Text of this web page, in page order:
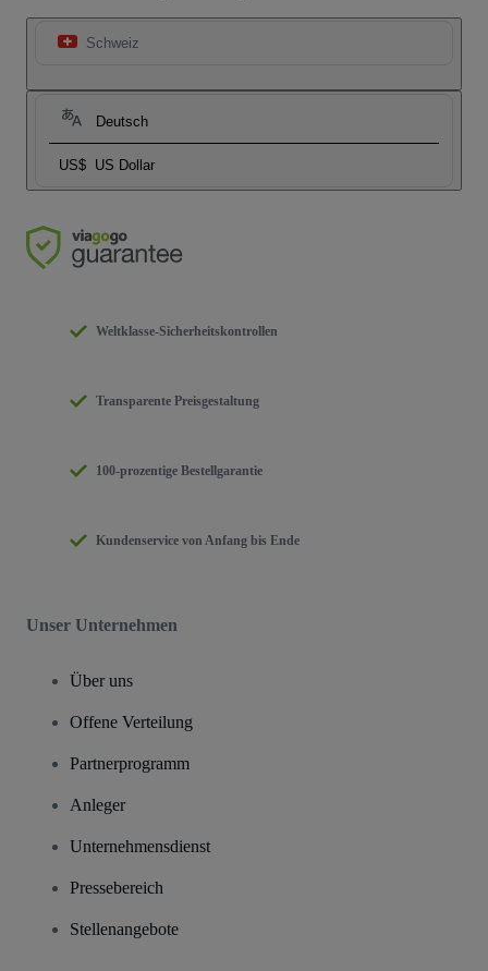
Schweiz
Deutsch
US$ US Dollar
Weltklasse-Sicherheitskontrollen
Transparente Preisgestaltung
100-prozentige Bestellgarantie
Kundenservice von Anfang bis Ende
Unser Unternehmen
Über uns
Offene Verteilung
Partnerprogramm
Anleger
Unternehmensdienst
Pressebereich
Stellenangebote